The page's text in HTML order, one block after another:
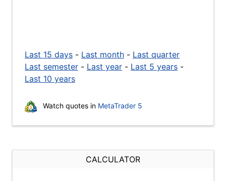
Last 15 days - Last month - Last quarter
Last semester - Last year - Last 5 years -
Last 10 years
Watch quotes in MetaTrader 5
CALCULATOR